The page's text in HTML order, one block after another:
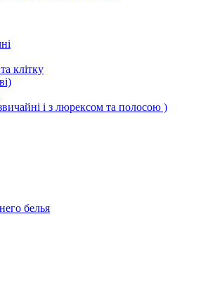
клітку
і з люрексом та полосою )
белья